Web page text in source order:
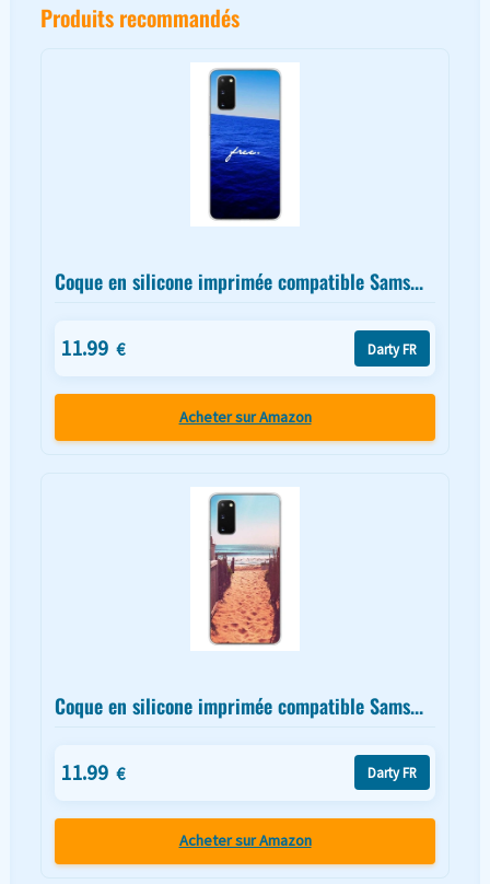
Produits recommandés
Coque en silicone imprimée compatible Sams...
11.99 € Darty FR
Acheter sur Amazon
Coque en silicone imprimée compatible Sams...
11.99 € Darty FR
Acheter sur Amazon